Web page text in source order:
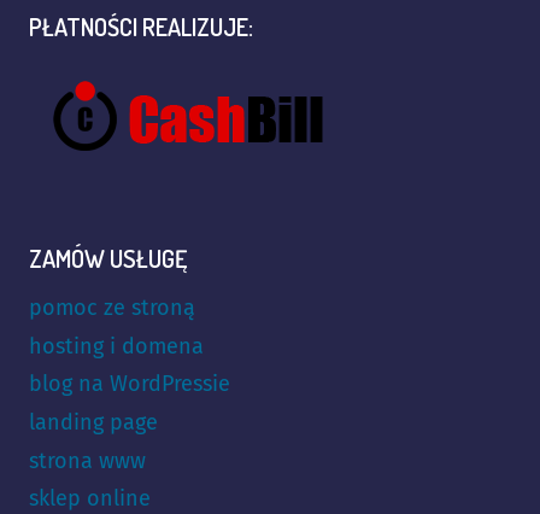
PŁATNOŚCI REALIZUJE:
ZAMÓW USŁUGĘ
pomoc ze stroną
hosting i domena
blog na WordPressie
landing page
strona www
sklep online